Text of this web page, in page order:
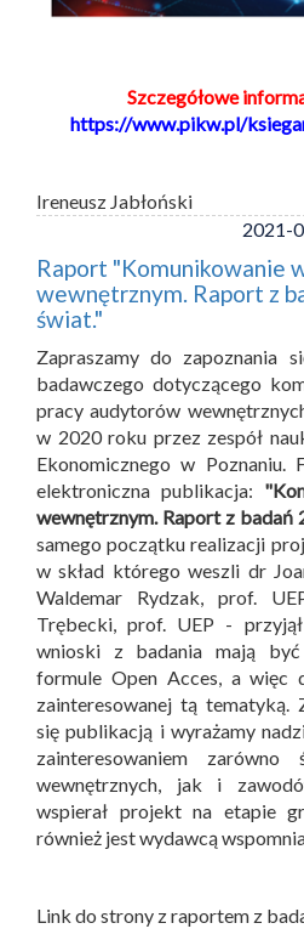
Szczegółowe
https://www.pikw.pl/
Ireneusz Jabłoński
2021-
Raport "Komunikowanie
wewnętrznym. Raport z
świat."
Zapraszamy do zapoznania
badawczego dotyczącego
pracy audytorów
w 2020 roku przez zespół
Ekonomicznego w Poznaniu.
elektroniczna publikacja:
wewnętrznym. Raport z badań
samego początku realizacji
w skład którego weszli dr
Waldemar Rydzak, prof.
Trębecki, prof. UEP -
wnioski z badania mają
formule Open Acces, a więc
zainteresowanej tą tematyką.
się publikacją i wyrażamy
zainteresowaniem zarówno
wewnętrznych, jak i
wspierał projekt na etapie
również jest wydawcą
Link do strony z raportem z